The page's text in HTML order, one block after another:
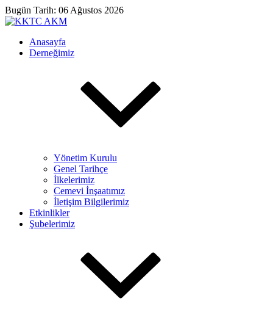
Bugün Tarih: 06 Ağustos 2026
Anasayfa
Derneğimiz
Yönetim Kurulu
Genel Tarihçe
İlkelerimiz
Cemevi İnşaatımız
İletişim Bilgilerimiz
Etkinlikler
Şubelerimiz